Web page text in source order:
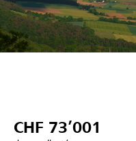
Soutien &
Trouvez des projets et
CHF 73’001